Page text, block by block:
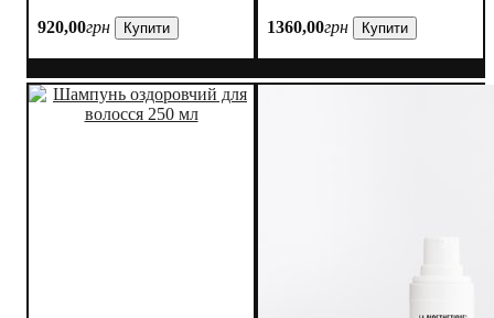
920,00грн Купити 1360,00грн Купити